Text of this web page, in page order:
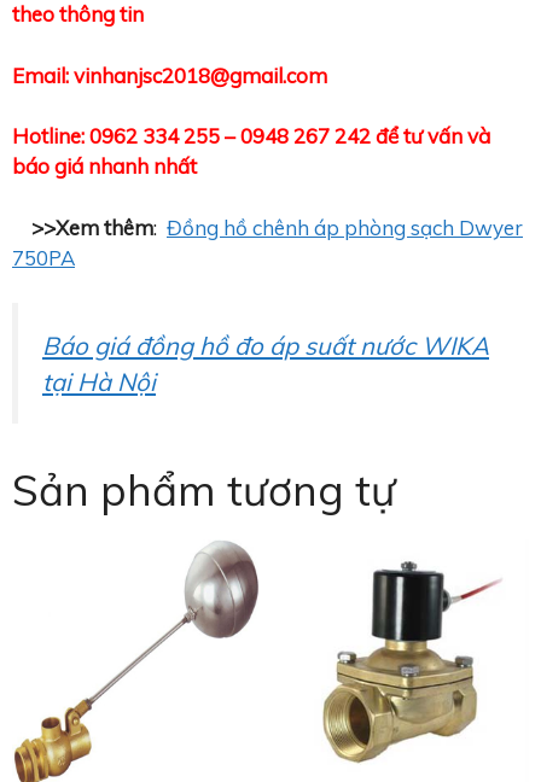
theo thông tin
Email: vinhanjsc2018@gmail.com
Hotline: 0962 334 255 – 0948 267 242 để tư vấn và
báo giá nhanh nhất
>>Xem thêm: Đồng hồ chênh áp phòng sạch Dwyer
750PA
Báo giá đồng hồ đo áp suất nước WIKA
tại Hà Nội
Sản phẩm tương tự